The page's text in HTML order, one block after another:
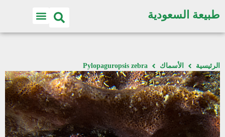
طبيعة السعودية
الرئيسية الأسماك Pylopaguropsis zebra